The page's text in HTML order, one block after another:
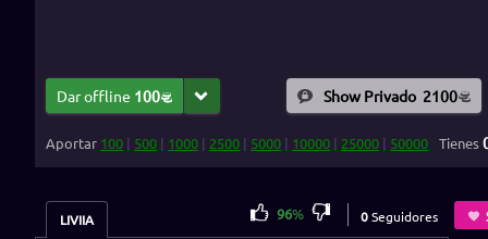
Dar offline 100 Show Privado 2100
Aportar 100 | 500 | 1000 | 2500 | 5000 | 10000 | 25000 | 50000 Tienes
LIVIIA 96% 0Seguidores